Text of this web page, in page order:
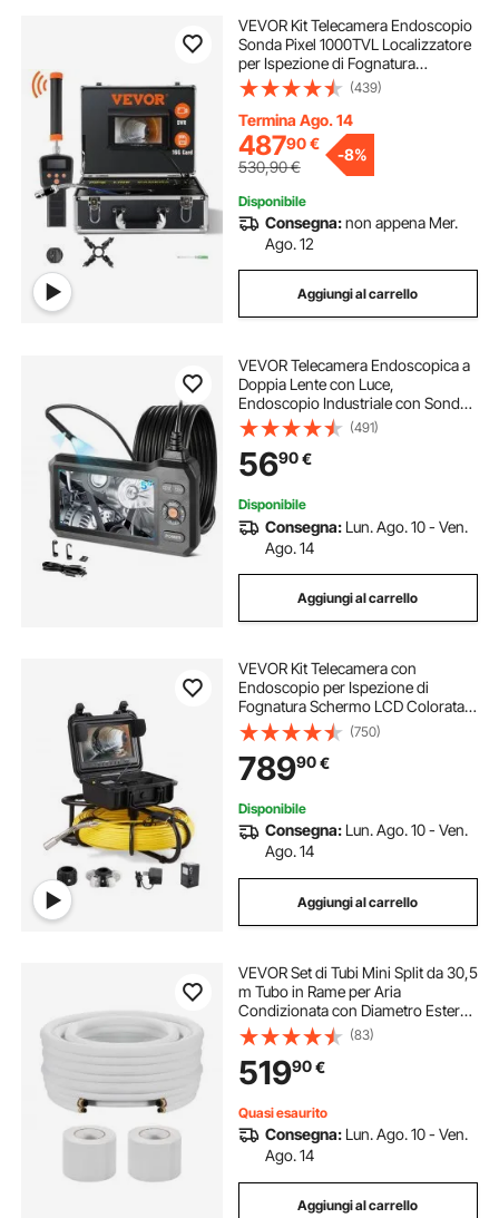
VEVOR Kit Telecamera Endoscopio
Sonda Pixel 1000TVL Localizzatore
per Ispezione di Fognatura
Schermo LCD Colorata 7 Pollici,
Telecamera Ispezione Sonda Cavo
da 30m per Tubi Angolazione Visiva
130°
(439)
Termina Ago. 14
48790€
530,90€
-8%
Disponibile
Consegna:non appena Mer.
Ago. 12
Aggiungi al carrello
VEVOR Telecamera Endoscopica a
Doppia Lente con Luce,
Endoscopio Industriale con Sonda
Sottile da 5,5 mm, Schermo IPS HD
da 5'', Zoom 8x, Cavo
Impermeabile IP67 da 5 m, per
Ispezione Auto e Idraulica
(491)
5690€
Disponibile
Consegna: Lun. Ago. 10 - Ven.
Ago. 14
Aggiungi al carrello
VEVOR Kit Telecamera con
Endoscopio per Ispezione di
Fognatura Schermo LCD Colorata 9
Pollici Cavo Impermeabile 120m,
Telecamera Ispezione Portatile
Batteria 4500 mAh per Tubi
Angolazione Visiva 130°
(750)
78990€
Disponibile
Consegna: Lun. Ago. 10 - Ven.
Ago. 14
Aggiungi al carrello
VEVOR Set di Tubi Mini Split da 30,5
m Tubo in Rame per Aria
Condizionata con Diametro Esterno
di 9,5 e 15,9 mm, Nastri di
Fissaggio, per Condizionatori Aria
HVAC o Sistemi a Pompa di Calore
(83)
51990€
Quasi esaurito
Consegna: Lun. Ago. 10 - Ven.
Ago. 14
Aggiungi al carrello